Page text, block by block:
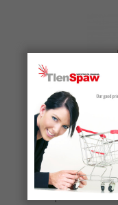
Dysza do palnika
dwuczęściowa